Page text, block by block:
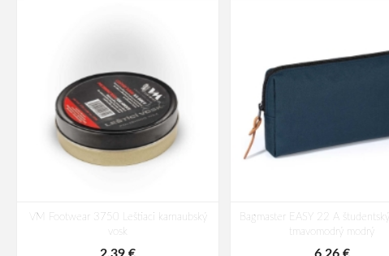
VM Footwear 3750 Leštiaci karnaubský
vosk
Bagmaster EASY 22 A
tmavomodrý modrý